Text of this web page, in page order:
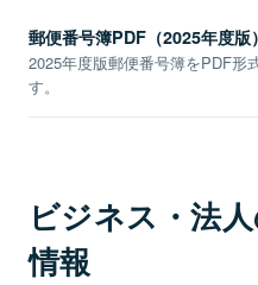
郵便番号簿PDF（2025年度版）
2025年度版郵便番号簿をPDF形
す。
ビジネス・法
情報